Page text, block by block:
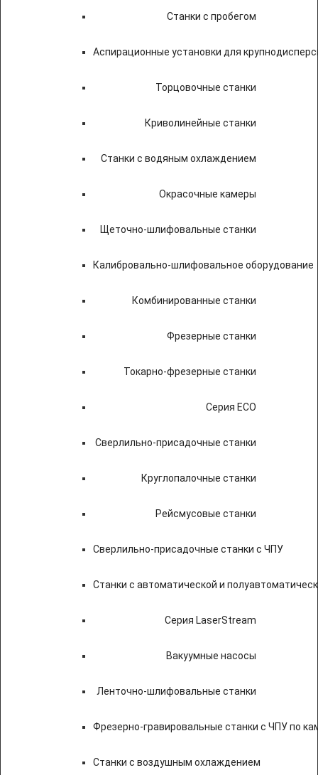
Станки с пробегом
Аспирационные установки для
Торцовочные станки
Криволинейные станки
Станки с водяным охлаждением
Окрасочные камеры
Щеточно-шлифовальные станки
Калибровально-шлифовальное оборудование
Комбинированные станки
Фрезерные станки
Токарно-фрезерные станки
Серия ECO
Сверлильно-присадочные станки
Круглопалочные станки
Рейсмусовые станки
Сверлильно-присадочные станки с ЧПУ
Станки с автоматической и
Серия LaserStream
Вакуумные насосы
Ленточно-шлифовальные станки
Фрезерно-гравировальные станки с ЧПУ по
Станки с воздушным охлаждением